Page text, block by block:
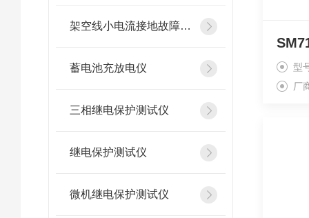
架空线小电流接地故障定位仪
蓄电池充放电仪
三相继电保护测试仪
继电保护测试仪
微机继电保护测试仪
型
厂